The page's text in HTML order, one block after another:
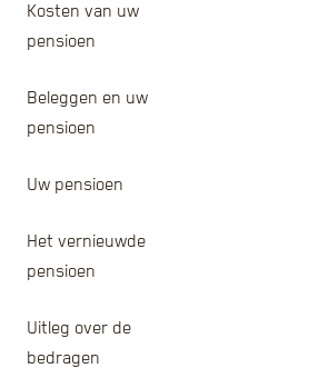
Kosten van uw
pensioen
Beleggen en uw
pensioen
Uw pensioen
Het vernieuwde
pensioen
Uitleg over de
bedragen